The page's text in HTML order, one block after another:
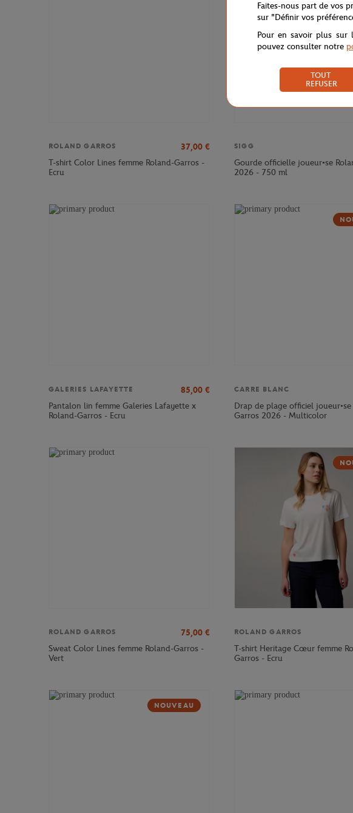
ROLAND GARROS 37,00 €
T-shirt Color Lines femme Roland-Garros -
Ecru
SIGG
Gourde officielle joueur•se
2026 - 750 ml
GALERIES LAFAYETTE 85,00 €
Pantalon lin femme Galeries Lafayette x
Roland-Garros - Ecru
CARRE BLANC
Drap de plage officiel
Garros 2026 - Multicolor
ROLAND GARROS 75,00 €
Sweat Color Lines femme Roland-Garros -
Vert
ROLAND GARROS
T-shirt Heritage Cœur femme
Garros - Ecru
NOUVEAU
Faites-nous part de vos
sur "Définir vos
Pour en savoir plus sur
pouvez consulter notre
TOUT
REFUSER